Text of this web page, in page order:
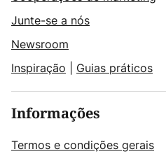
Junte-se a nós
Newsroom
Inspiração
Guias práticos
Informações
Termos e condições gerais